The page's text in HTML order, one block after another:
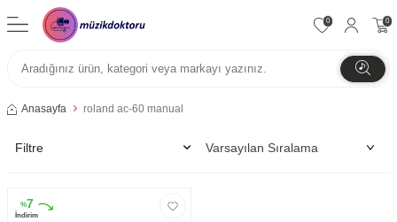
0 0
Anasayfa roland ac-60 manual
Filtre
%7
İndirim